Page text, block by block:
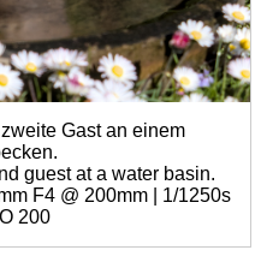
Gast an einem
guest at a water basin.
F4 @ 200mm | 1/1250s
200